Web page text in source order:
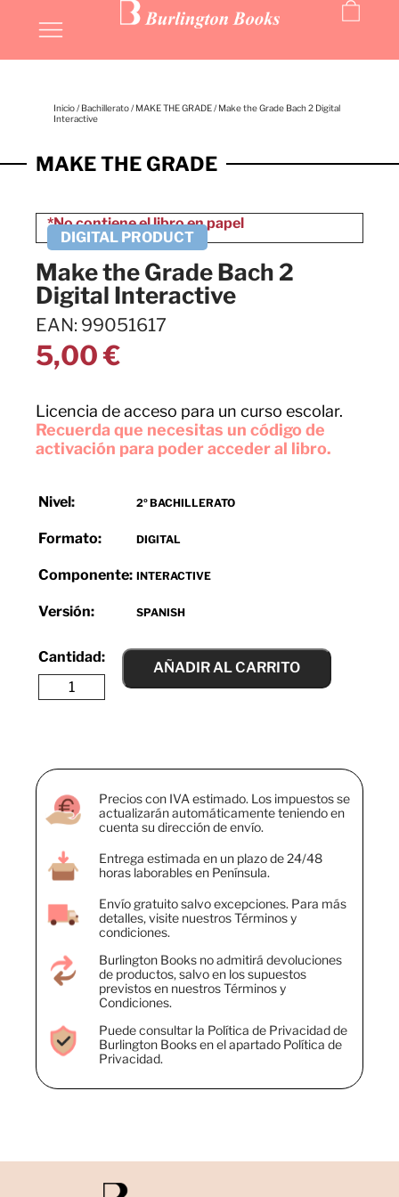
Inicio/ Bachillerato/ MAKE THE GRADE/ Make the Grade Bach 2 Digital
Interactive
MAKE THE GRADE
Make the Grade Bach 2
Digital Interactive
EAN: 99051617
5,00€
Licencia de acceso para un curso escolar.
Recuerda que necesitas un código de
activación para poder acceder al libro.
Nivel: 2º BACHILLERATO
Formato: DIGITAL
Componente: INTERACTIVE
Versión: SPANISH
AÑADIR AL CARRITO
Precios con IVA estimado. Los impuestos se
actualizarán automáticamente teniendo en
cuenta su dirección de envío.
Entrega estimada en un plazo de 24/48
horas laborables en Península.
Envío gratuito salvo excepciones. Para más
detalles, visite nuestros Términos y
condiciones.
Burlington Books no admitirá devoluciones
de productos, salvo en los supuestos
previstos en nuestros Términos y
Condiciones.
Puede consultar la Política de Privacidad de
Burlington Books en el apartado Política de
Privacidad.